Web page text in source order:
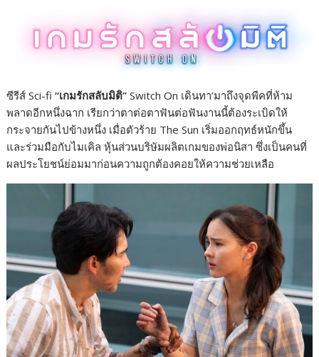
o
k
n
k
ซีรีส์ Sci-fi“เกมรักสลับมิติ” Switch On เดินทา’มาถึงจุดพีคที่ห้าม
พลาดอีกหนึ่งฉาก เรียกว่าตาต่อตาฟันต่อฟันงานนี้ต้องระเบิดให้
กระจายกันไปข้างหนึ่ง เมื่อตัวร้าย The Sun เริ่มออกฤทธ์หนักขึ้น
และร่วมมือกับไมเคิล หุ้นส่วนบริษัมผลิตเกมของพ่อนิสา ซึ่งเป็นคนที่
ผลประโยชน์ย่อมมาก่อนความถูกต้องคอยให้ความช่วยเหลือ